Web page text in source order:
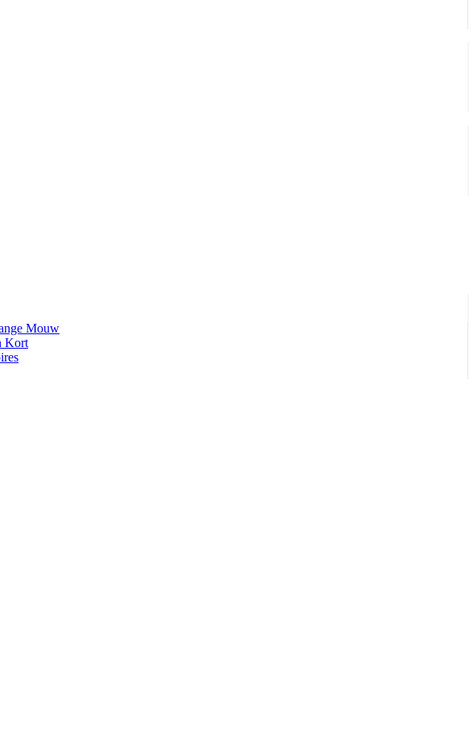
Mouw
Kort